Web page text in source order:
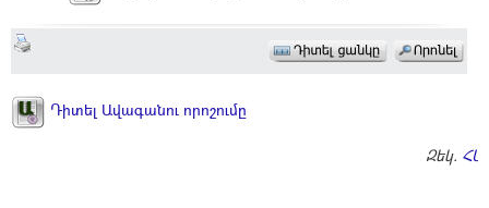
Դիտել Ավագանու որոշումը
Զեկ.